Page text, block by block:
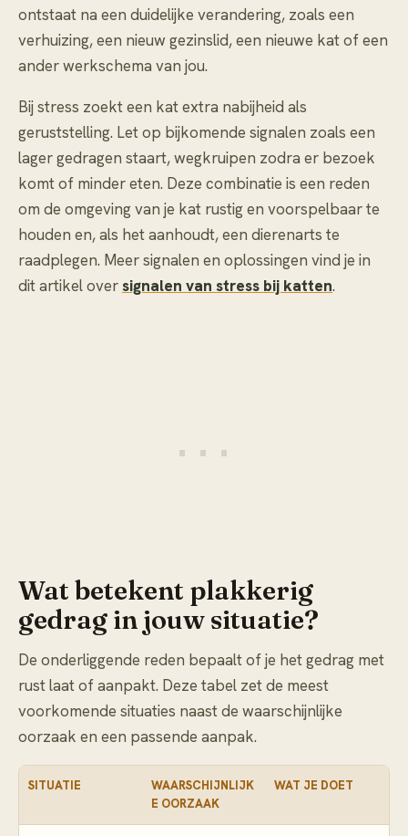
ontstaat na een duidelijke verandering, zoals een
verhuizing, een nieuw gezinslid, een nieuwe kat of een
ander werkschema van jou.
Bij stress zoekt een kat extra nabijheid als
geruststelling. Let op bijkomende signalen zoals een
lager gedragen staart, wegkruipen zodra er bezoek
komt of minder eten. Deze combinatie is een reden
om de omgeving van je kat rustig en voorspelbaar te
houden en, als het aanhoudt, een dierenarts te
raadplegen. Meer signalen en oplossingen vind je in
dit artikel oversignalen van stress bij katten.
Wat betekent plakkerig
gedrag in jouw situatie?
De onderliggende reden bepaalt of je het gedrag met
rust laat of aanpakt. Deze tabel zet de meest
voorkomende situaties naast de waarschijnlijke
oorzaak en een passende aanpak.
SITUATIE
WAARSCHIJNLIJK
E OORZAAK
WAT JE DOET